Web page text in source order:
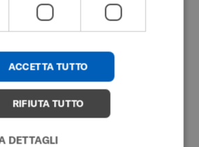
ha perso la
la battaglia di
la sindrome
SPANISH
KOREAN
CHINESE (TRADITIONAL)
ACCETTA TUTTO
RIFIUTA TUTTO
DETTAGLI